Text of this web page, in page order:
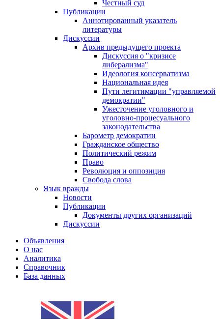
Честный суд
Публикации
Аннотированный указатель
литературы
Дискуссии
Архив предыдущего проекта
Дискуссия о "кризисе
либерализма"
Идеология консерватизма
Национальная идея
Пути легитимации "управляемой
демократии"
Ужесточение уголовного и
уголовно-процесуального
законодательства
Барометр демократии
Гражданское общество
Политический режим
Право
Революция и оппозиция
Свобода слова
Язык вражды
Новости
Публикации
Документы других организаций
Дискуссии
Объявления
О нас
Аналитика
Справочник
База данных